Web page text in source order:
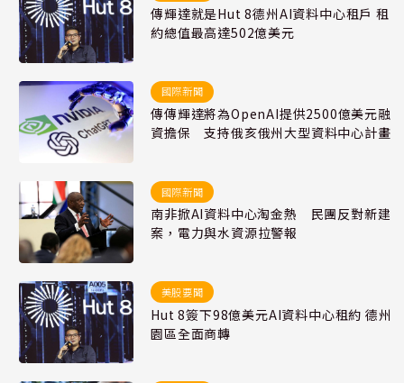
傳輝達就是Hut 8德州AI資料中心租戶 租
約總值最高達502億美元
國際新聞
傳傳輝達將為OpenAI提供2500億美元融
資擔保 支持俄亥俄州大型資料中心計畫
國際新聞
南非掀AI資料中心淘金熱 民團反對新建
案，電力與水資源拉警報
美股要聞
Hut 8簽下98億美元AI資料中心租約 德州
園區全面商轉